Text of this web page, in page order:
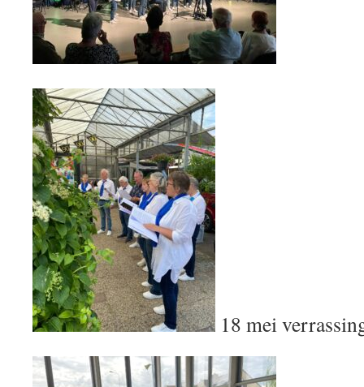
18 mei